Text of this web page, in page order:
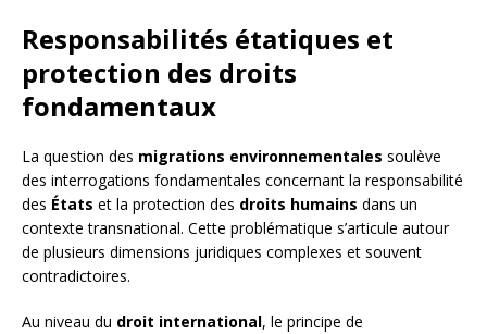
Responsabilités étatiques et
protection des droits
fondamentaux
La question des migrations environnementales soulève
des interrogations fondamentales concernant la responsabilité
des États et la protection des droits humains dans un
contexte transnational. Cette problématique s’articule autour
de plusieurs dimensions juridiques complexes et souvent
contradictoires.
Au niveau du droit international, le principe de